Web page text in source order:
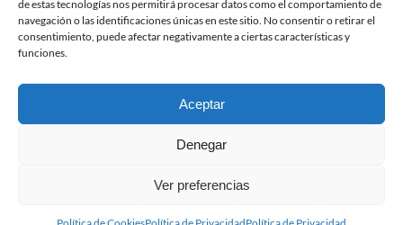
de estas tecnologías nos permitirá procesar datos como el comportamiento de
navegación o las identificaciones únicas en este sitio. No consentir o retirar el
consentimiento, puede afectar negativamente a ciertas características y
funciones.
Aceptar
Denegar
Ver preferencias
| Protección de Datos